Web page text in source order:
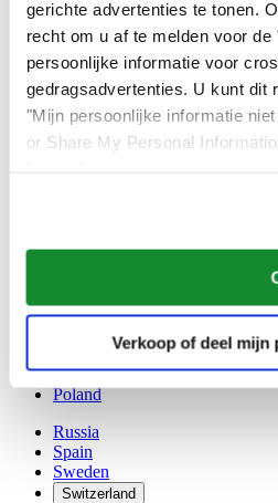
gerichte advertenties te tonen.
recht om u af te melden voor
persoonlijke informatie voor
gedragsadvertenties. U kunt dit
"Mijn persoonlijke informatie
or Share My Personal
Verkoop of deel mijn
Belgium
Dutch
Français
China
English
简体中文
Germany
English
Français
Netherlands
Norway
Poland
Russia
Spain
Sweden
Switzerland